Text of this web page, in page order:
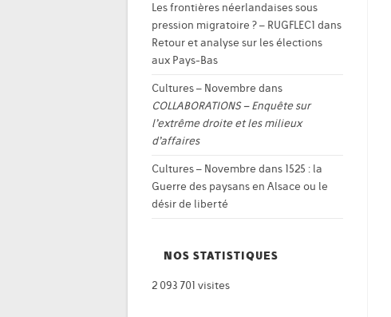
Les frontières néerlandaises sous
pression migratoire ? – RUGFLEC1 dans
Retour et analyse sur les élections
aux Pays-Bas
Cultures – Novembre dans
COLLABORATIONS – Enquête sur
l’extrême droite et les milieux
d’affaires
Cultures – Novembre dans 1525 : la
Guerre des paysans en Alsace ou le
désir de liberté
NOS STATISTIQUES
2 093 701 visites